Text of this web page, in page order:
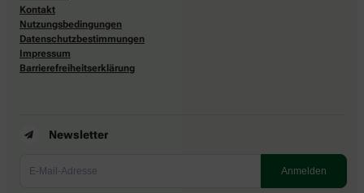
Kontakt
Nutzungsbedingungen
Datenschutzbestimmungen
Impressum
Barrierefreiheitserklärung
Newsletter